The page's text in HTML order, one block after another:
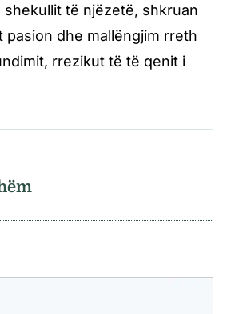
të njëzetë, shkruan
pasion dhe mallëngjim rreth
rrezikut të të qenit i